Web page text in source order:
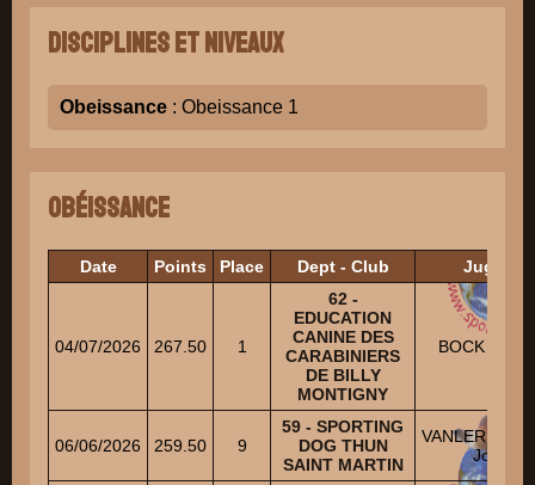
Disciplines et niveaux
Obeissance : Obeissance 1
Obéissance
Date Points Place Dept - Club Juges
04/07/2026 267.50 1
62 -
EDUCATION
CANINE DES
CARABINIERS
DE BILLY
MONTIGNY
BOCK
06/06/2026 259.50 9
59 - SPORTING
DOG THUN
SAINT MARTIN
Joel